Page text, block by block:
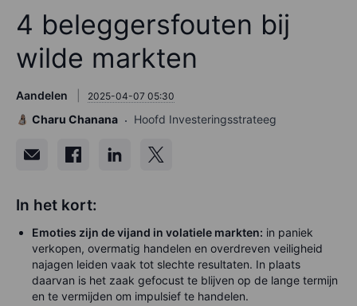
4 beleggersfouten bij
wilde markten
Aandelen 2025-04-07 05:30
Charu Chanana Hoofd Investeringsstrateeg
In het kort:
Emoties zijn de vijand in volatiele markten: in paniek
verkopen, overmatig handelen en overdreven veiligheid
najagen leiden vaak tot slechte resultaten. In plaats
daarvan is het zaak gefocust te blijven op de lange termijn
en te vermijden om impulsief te handelen.